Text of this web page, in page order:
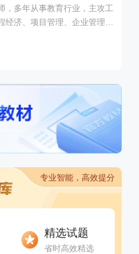
，多年从事教育行业，主攻工
经济、项目管理、企业管理方
专业智能，高效提分
精选试题
省时高效精选